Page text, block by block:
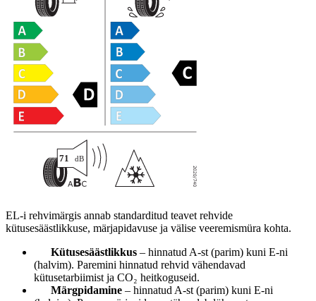
EL-i rehvimärgis annab standarditud teavet rehvide
kütusesäästlikkuse, märjapidavuse ja välise veeremismüra kohta.
Kütusesäästlikkus – hinnatud A-st (parim) kuni E-ni
(halvim). Paremini hinnatud rehvid vähendavad
kütusetarbiimist ja CO₂ heitkoguseid.
Märgpidamine – hinnatud A-st (parim) kuni E-ni